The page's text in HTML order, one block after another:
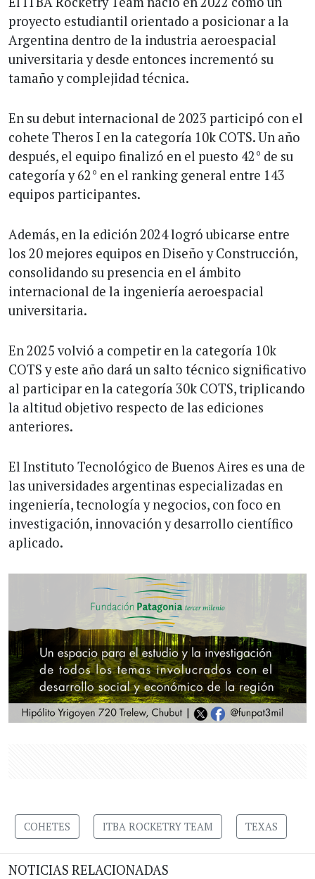
proyecto estudiantil orientado a posicionar a la
Argentina dentro de la industria aeroespacial
universitaria y desde entonces incrementó su
tamaño y complejidad técnica.
En su debut internacional de 2023 participó con el
cohete Theros I en la categoría 10k COTS. Un año
después, el equipo finalizó en el puesto 42° de su
categoría y 62° en el ranking general entre 143
equipos participantes.
Además, en la edición 2024 logró ubicarse entre
los 20 mejores equipos en Diseño y Construcción,
consolidando su presencia en el ámbito
internacional de la ingeniería aeroespacial
universitaria.
En 2025 volvió a competir en la categoría 10k
COTS y este año dará un salto técnico significativo
al participar en la categoría 30k COTS, triplicando
la altitud objetivo respecto de las ediciones
anteriores.
El Instituto Tecnológico de Buenos Aires es una de
las universidades argentinas especializadas en
ingeniería, tecnología y negocios, con foco en
investigación, innovación y desarrollo científico
aplicado.
COHETES ITBA ROCKETRY TEAM TEXAS
NOTICIAS RELACIONADAS